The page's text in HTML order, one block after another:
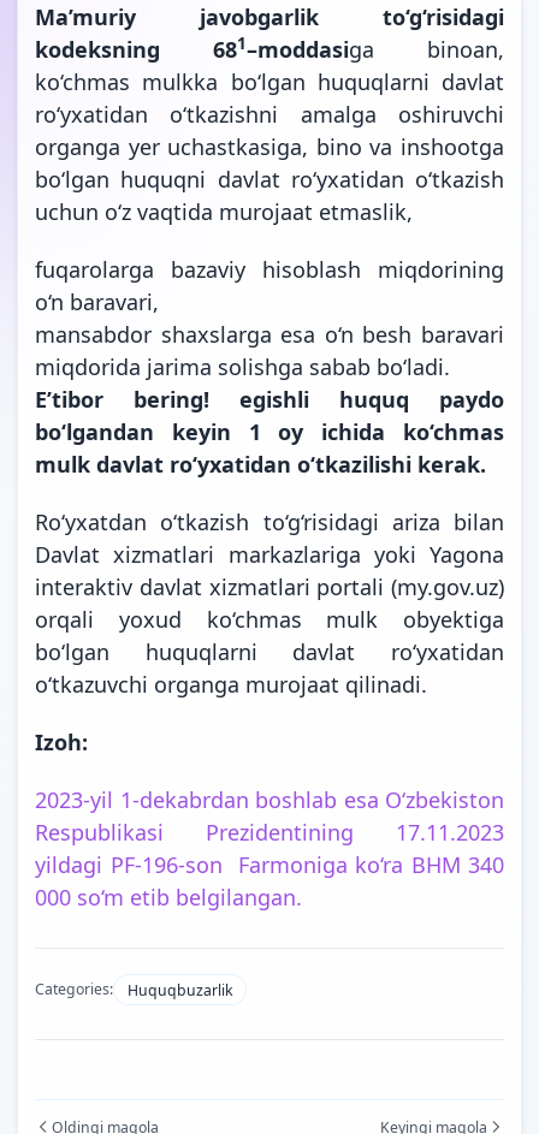
Ma’muriy javobgarlik to‘g‘risidagi
kodeksning 681–moddasiga binoan,
ko‘chmas mulkka bo‘lgan huquqlarni davlat
ro‘yxatidan o‘tkazishni amalga oshiruvchi
organga yer uchastkasiga, bino va inshootga
bo‘lgan huquqni davlat ro‘yxatidan o‘tkazish
uchun o‘z vaqtida murojaat etmaslik,
fuqarolarga bazaviy hisoblash miqdorining
o‘n baravari,
mansabdor shaxslarga esa o‘n besh baravari
miqdorida jarima solishga sabab bo‘ladi.
E’tibor bering! egishli huquq paydo
bo‘lgandan keyin 1 oy ichida ko‘chmas
mulk davlat ro‘yxatidan o‘tkazilishi kerak.
Ro‘yxatdan o‘tkazish to‘g‘risidagi ariza bilan
Davlat xizmatlari markazlariga yoki Yagona
interaktiv davlat xizmatlari portali (my.gov.uz)
orqali yoxud ko‘chmas mulk obyektiga
bo‘lgan huquqlarni davlat ro‘yxatidan
o‘tkazuvchi organga murojaat qilinadi.
Izoh:
2023-yil 1-dekabrdan boshlab esa O‘zbekiston
Respublikasi Prezidentining 17.11.2023
yildagi PF-196-son Farmoniga ko‘ra BHM 340
000 so‘m etib belgilangan.
Categories: Huquqbuzarlik
Oldingi maqola Keyingi maqola